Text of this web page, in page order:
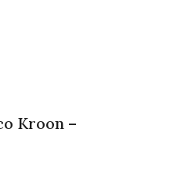
Kroon –